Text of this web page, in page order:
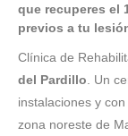
que recuperes el
previos a tu
Clínica de
del Pardillo. Un
instalaciones y
zona noreste de